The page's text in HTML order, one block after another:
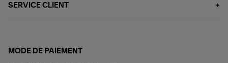
SERVICE CLIENT
MODE DE PAIEMENT